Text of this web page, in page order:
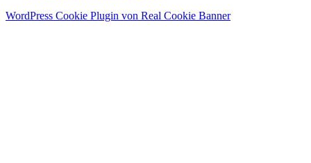
WordPress Cookie Plugin von Real Cookie Banner